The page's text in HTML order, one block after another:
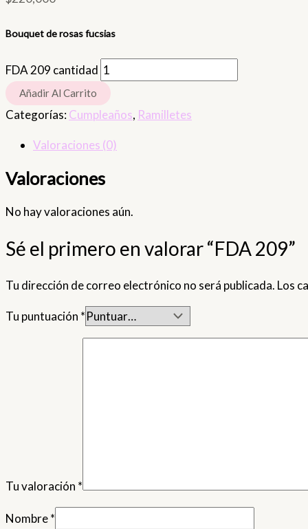
Bouquet de rosas fucsias
FDA 209 cantidad
Añadir Al Carrito
Categorías:Cumpleaños, Ramilletes
Valoraciones (0)
Valoraciones
No hay valoraciones aún.
Sé el primero en valorar “FDA 209”
Tu dirección de correo electrónico no será publicada. Los
Tu puntuación *
Tu valoración *
Nombre*